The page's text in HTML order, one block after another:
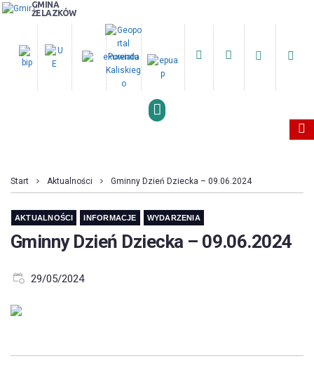
GMINA
ŻELAZKÓW
Start Aktualności Gminny Dzień Dziecka – 09.06.2024
AKTUALNOŚCI INFORMACJE WYDARZENIA
Gminny Dzień Dziecka – 09.06.2024
29/05/2024